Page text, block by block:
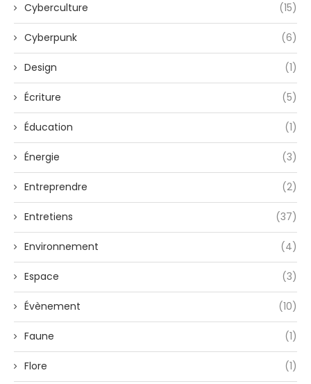
Cyberculture (15)
Cyberpunk (6)
Design (1)
Écriture (5)
Éducation (1)
Énergie (3)
Entreprendre (2)
Entretiens (37)
Environnement (4)
Espace (3)
Évènement (10)
Faune (1)
Flore (1)